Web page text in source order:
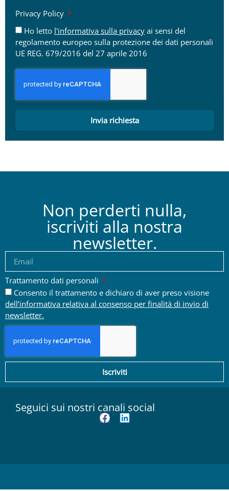
Privacy Policy
Ho letto l'informativa sulla privacy ai sensi del
regolamento europeo sulla protezione dei dati personali
UE REG. 679/2016 del 27 aprile 2016
Invia richiesta
Non perderti nulla,
iscriviti alla nostra
newsletter.
Trattamento dati personali
Consento il trattamento e dichiaro di aver preso visione
dell’informativa relativa al consenso per finalità di invio di
newsletter.
Iscriviti
Seguici sui nostri canali social